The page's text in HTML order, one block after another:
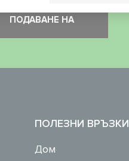
ПОЛЕЗНИ ВРЪЗКИ
Дом